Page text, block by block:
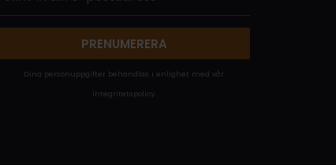
PRENUMERERA
Dina personuppgifter behandlas i enlighet med vår
integritetspolicy.